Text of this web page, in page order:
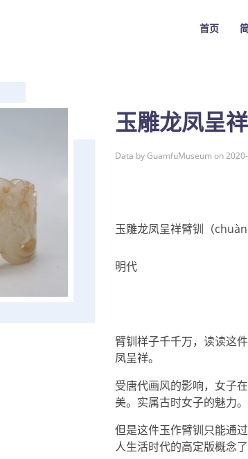
首页
玉雕龙凤呈祥
Data by GuamfuMuseum on
玉雕龙凤呈祥臂钏（chuàn
明代
臂钏样子千千万，读读这
凤呈祥。
受唐代画风的影响，女子
美。实属古时女子的魅力
但是这件玉作臂钏只能通
人生活时代的高定版概念了